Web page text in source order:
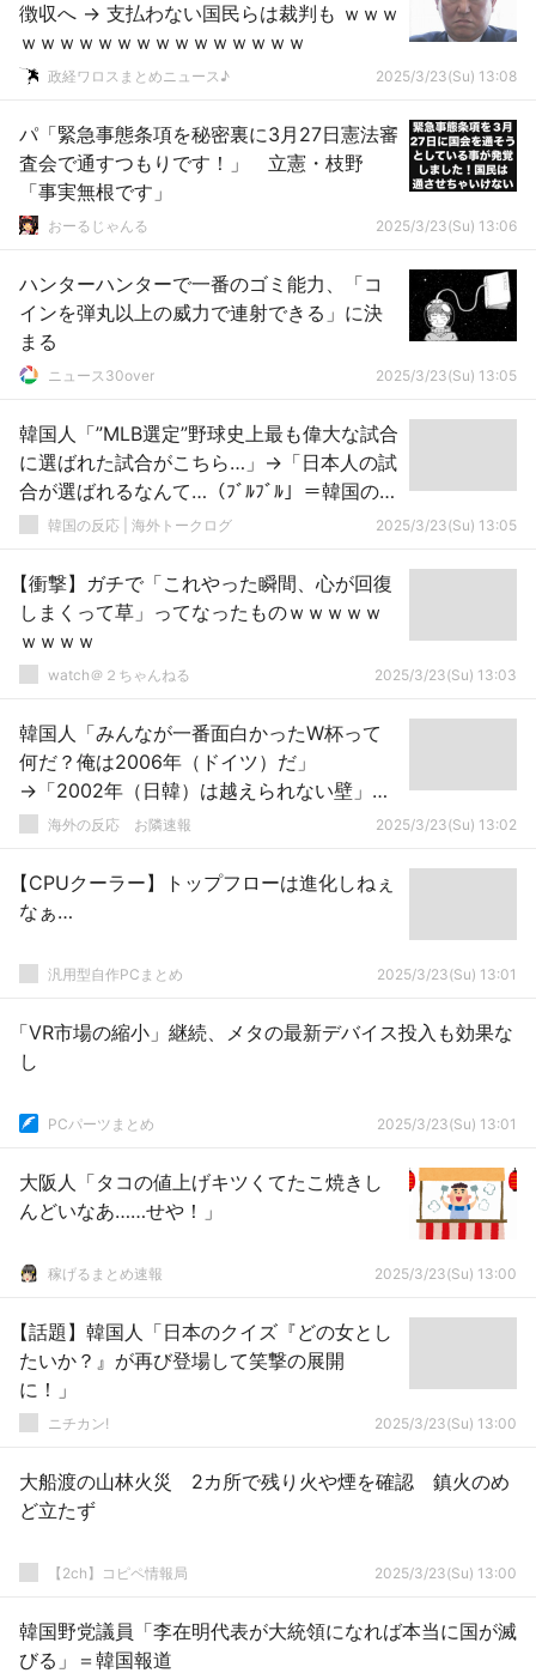
徴収へ → 支払わない国民らは裁判も ｗｗｗ
ｗｗｗｗｗｗｗｗｗｗｗｗｗｗｗ
政経ワロスまとめニュース♪ 2025/3/23(Su) 13:08
パ「緊急事態条項を秘密裏に3月27日憲法審
査会で通すつもりです！」 立憲・枝野
「事実無根です」
おーるじゃんる 2025/3/23(Su) 13:06
ハンターハンターで一番のゴミ能力、「コ
インを弾丸以上の威力で連射できる」に決
まる
ニュース30over 2025/3/23(Su) 13:05
韓国人「”MLB選定”野球史上最も偉大な試合
に選ばれた試合がこちら…」→「日本人の試
合が選ばれるなんて…（ﾌﾞﾙﾌﾞﾙ」＝韓国の反
応 韓国の反応 | 海外トークログ 2025/3/23(Su) 13:05
【衝撃】ガチで「これやった瞬間、心が回復
しまくって草」ってなったものｗｗｗｗｗ
ｗｗｗｗ
watch＠２ちゃんねる 2025/3/23(Su) 13:03
韓国人「みんなが一番面白かったW杯って
何だ？俺は2006年（ドイツ）だ」
→「2002年（日韓）は越えられない壁」
「逆に世界の人々は最も面白くなかったW
見ると当然02年で大会全体で見ると22年
（カタール）のようだ」
海外の反応 お隣速報 2025/3/23(Su) 13:02
【CPUクーラー】トップフローは進化しねぇ
なぁ…
汎用型自作PCまとめ 2025/3/23(Su) 13:01
「VR市場の縮小」継続、メタの最新デバイス投入も効果な
し
PCパーツまとめ 2025/3/23(Su) 13:01
大阪人「タコの値上げキツくてたこ焼きし
んどいなあ……せや！」
稼げるまとめ速報 2025/3/23(Su) 13:00
【話題】韓国人「日本のクイズ『どの女とし
たいか？』が再び登場して笑撃の展開
に！」
ニチカン! 2025/3/23(Su) 13:00
大船渡の山林火災 2カ所で残り火や煙を確認 鎮火のめ
ど立たず
【2ch】コピペ情報局 2025/3/23(Su) 13:00
韓国野党議員「李在明代表が大統領になれば本当に国が滅
びる」＝韓国報道